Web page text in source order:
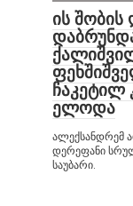
ის
ჩაკეტილ
ელოდა
ალექსანდრემ
დერეფანი
საუბარი.